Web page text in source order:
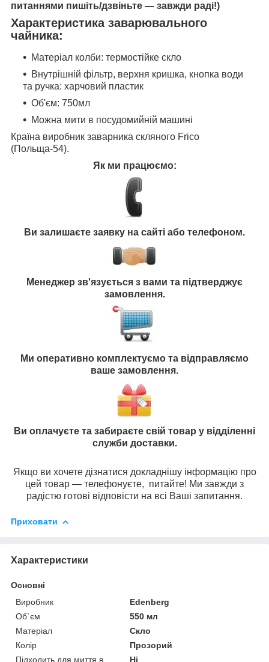
питаннями пишіть/дзвіньте — завжди раді!)
Характеристика заварювального
чайника:
Матеріал колби: термостійке скло
Внутрішній фільтр, верхня кришка, кнопка води
та ручка: харчовий пластик
Об'єм: 750мл
Можна мити в посудомийній машині
Країна виробник заварника скляного Frico
(Польща-54).
Як ми працюємо:
Ви залишаєте заявку на сайті або телефоном.
Менеджер зв'язується з вами та підтверджує
замовлення.
Ми оперативно комплектуємо та відправляємо
ваше замовлення.
Ви оплачуєте та забираєте свій товар у відділенні
служби доставки.
Якщо ви хочете дізнатися докладнішу інформацію про
цей товар — телефонуєте, питайте! Ми завжди з
радістю готові відповісти на всі Ваші запитання.
Приховати
Характеристики
Основні
Виробник
Edenberg
Об`єм
550 мл
Матеріал
Скло
Колір
Прозорий
Підходить для миття в
Ні